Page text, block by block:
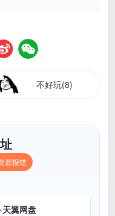
不好玩(8)
源报错
天翼网盘